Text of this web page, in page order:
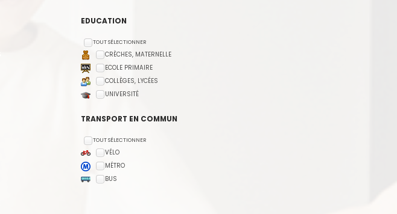
EDUCATION
TOUT SÉLECTIONNER
CRÈCHES, MATERNELLE
ECOLE PRIMAIRE
COLLÈGES, LYCÉES
UNIVERSITÉ
TRANSPORT EN COMMUN
TOUT SÉLECTIONNER
VÉLO
MÉTRO
BUS